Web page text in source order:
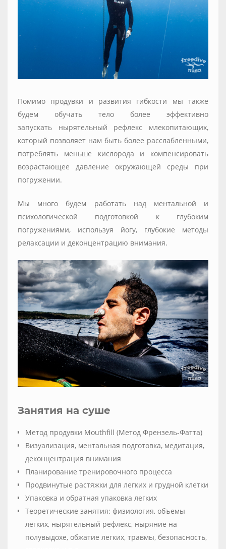
Помимо продувки и развития гибкости мы также
будем обучать тело более эффективно
запускать нырятельный рефлекс млекопитающих,
который позволяет нам быть более расслабленными,
потреблять меньше кислорода и компенсировать
возрастающее давление окружающей среды при
погружении.
Мы много будем работать над ментальной и
психологической подготовкой к глубоким
погружениями, используя йогу, глубокие методы
релаксации и деконцентрацию внимания.
Занятия на суше
Метод продувки Mouthfill (Метод Френзель-Фатта)
Визуализация, ментальная подготовка, медитация,
деконцентрация внимания
Планирование тренировочного процесса
Продвинутые растяжки для легких и грудной клетки
Упаковка и обратная упаковка легких
Теоретические занятия: физиология, объемы
легких, нырятельный рефлекс, ныряние на
полувыдохе, обжатие легких, травмы, безопасность,